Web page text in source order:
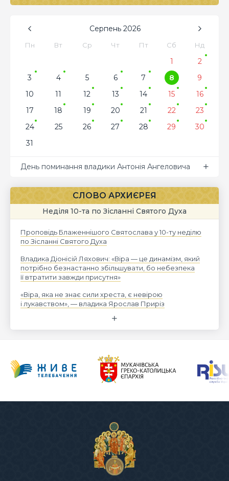
Серпень 2026
Пн Вт Ср Чт Пт Сб Нд
1
2
3
4 5 6 7 8
9
10
11 12 13 14 15
16
17
18 19 20 21 22
23
24
25 26 27 28 29
30
31
День поминання владики Антонія Ангеловича
СЛОВО АРХИЄРЕЯ
Неділя 10-та по Зісланні Святого Духа
Проповідь Блаженнішого Святослава у 10-ту неділю
по Зісланні Святого Духа
Владика Діонісій Ляхович: «Віра — це динамізм, який
потрібно безнастанно збільшувати, бо небезпека
її втратити завжди присутня»
«Віра, яка не знає сили хреста, є невірою
і лукавством», — владика Ярослав Приріз